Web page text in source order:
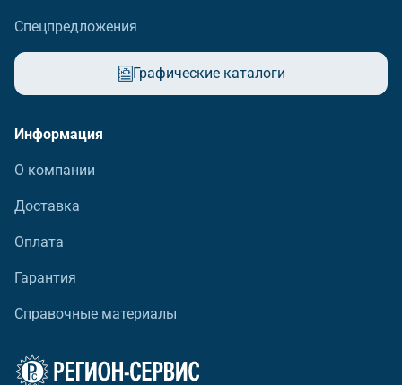
Спецпредложения
Графические каталоги
Информация
О компании
Доставка
Оплата
Гарантия
Справочные материалы